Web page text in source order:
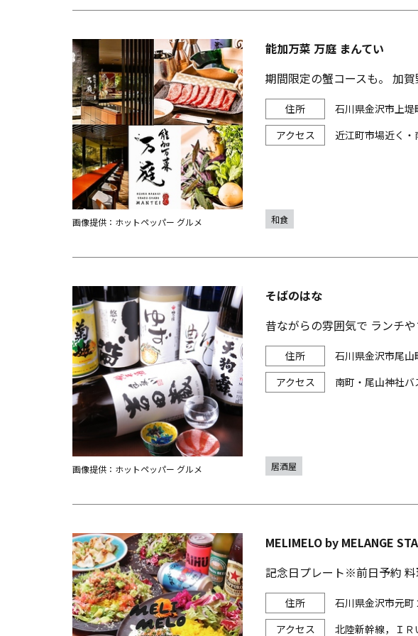
能加万菜 万庭 まんてい
期間限定の蟹コースも。 加
石川県金沢市上
近江町市場近く
画像提供：ホットペッパー グルメ 和食
そばのはな
昔ながらの雰囲気で ランチ
石川県金沢市尾山
南町・尾山神社バ
画像提供：ホットペッパー グルメ 居酒屋
MELIMELO by MELANGE
記念日プレート※前日予約
石川県金沢市元町
北陸新幹線，Ｉ